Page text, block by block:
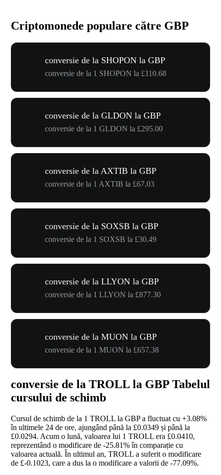
Criptomonede populare către GBP
conversie de la SHOPON la GBP
conversie de la 1 SHOPON la £110.68
conversie de la GLDON la GBP
conversie de la 1 GLDON la £295.00
conversie de la AXTIB la GBP
conversie de la 1 AXTIB la £67.03
conversie de la SOXSB la GBP
conversie de la 1 SOXSB la £30.49
conversie de la LLYON la GBP
conversie de la 1 LLYON la £877.30
conversie de la MUON la GBP
conversie de la 1 MUON la £657.38
conversie de la TROLL la GBP Tabelul
cursului de schimb
Cursul de schimb de la 1 TROLL la GBP a fluctuat cu +3.08%
în ultimele 24 de ore, ajungând până la £0.0349 și până la
£0.0294. Acum o lună, valoarea lui 1 TROLL era £0.0410,
reprezentând o modificare de -25.81%în comparație cu
valoarea actuală. În ultimul an, TROLL a suferit o modificare
de £-0.1023, care a dus la o modificare a valorii de -77.09%.